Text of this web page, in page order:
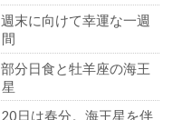
週末に向けて幸運な一週
間
部分日食と牡羊座の海王
星
20日は春分。海王星を伴